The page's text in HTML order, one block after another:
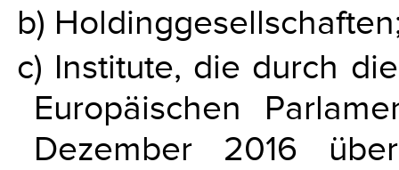
b)
c) Institute, die durch
Europäischen
Dezember 2016